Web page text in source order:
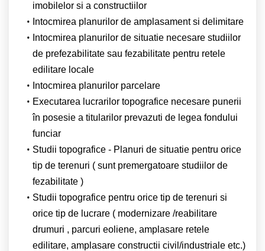
imobilelor si a constructiilor
Intocmirea planurilor de amplasament si delimitare
Intocmirea planurilor de situatie necesare studiilor
de prefezabilitate sau fezabilitate pentru retele
edilitare locale
Intocmirea planurilor parcelare
Executarea lucrarilor topografice necesare punerii
în posesie a titularilor prevazuti de legea fondului
funciar
Studii topografice - Planuri de situatie pentru orice
tip de terenuri ( sunt premergatoare studiilor de
fezabilitate )
Studii topografice pentru orice tip de terenuri si
orice tip de lucrare ( modernizare /reabilitare
drumuri , parcuri eoliene, amplasare retele
edilitare, amplasare constructii civil/industriale etc.)